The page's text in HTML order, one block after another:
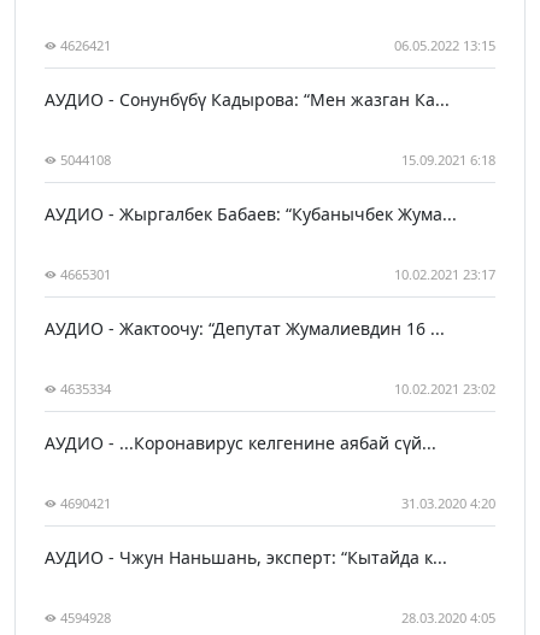
4626421 06.05.2022 13:15
АУДИО - Сонунбүбү Кадырова: “Мен жазган Ка...
5044108 15.09.2021 6:18
АУДИО - Жыргалбек Бабаев: “Кубанычбек Жума...
4665301 10.02.2021 23:17
АУДИО - Жактоочу: “Депутат Жумалиевдин 16 ...
4635334 10.02.2021 23:02
АУДИО - ...Коронавирус келгенине аябай сүй...
4690421 31.03.2020 4:20
АУДИО - Чжун Наньшань, эксперт: “Кытайда к...
4594928 28.03.2020 4:05